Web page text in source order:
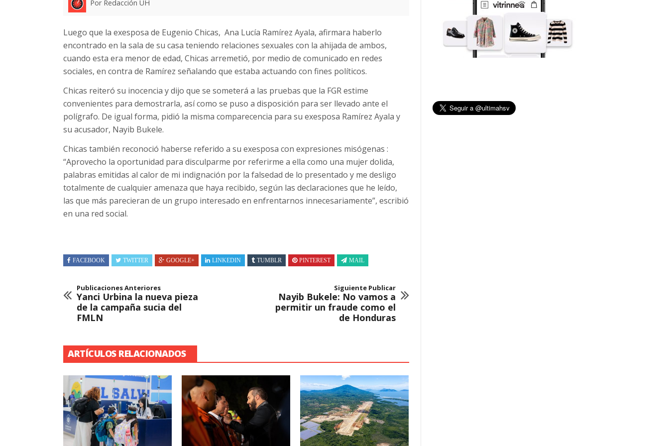
Por Redacción UH
Luego que la exesposa de Eugenio Chicas, Ana Lucía Ramírez Ayala, afirmara haberlo
encontrado en la sala de su casa teniendo relaciones sexuales con la ahijada de ambos,
cuando esta era menor de edad, Chicas arremetió, por medio de comunicado en redes
sociales, en contra de Ramírez señalando que estaba actuando con fines políticos.
Chicas reiteró su inocencia y dijo que se someterá a las pruebas que la FGR estime
convenientes para demostrarla, así como se puso a disposición para ser llevado ante el
polígrafo. De igual forma, pidió la misma comparecencia para su exesposa Ramírez Ayala y
su acusador, Nayib Bukele.
Chicas también reconoció haberse referido a su exesposa con expresiones misógenas :
“Aprovecho la oportunidad para disculparme por referirme a ella como una mujer dolida,
palabras emitidas al calor de mi indignación por la falsedad de lo presentado y me desligo
totalmente de cualquier amenaza que haya recibido, según las declaraciones que he leído,
las que más parecieran de un grupo interesado en enfrentarnos innecesariamente”, escribió
en una red social.
FACEBOOK TWITTER GOOGLE+ LINKEDIN TUMBLR PINTEREST MAIL
Publicaciones Anteriores
Yanci Urbina la nueva pieza
de la campaña sucia del
FMLN
Siguiente Publicar
Nayib Bukele: No vamos a
permitir un fraude como el
de Honduras
ARTÍCULOS RELACIONADOS